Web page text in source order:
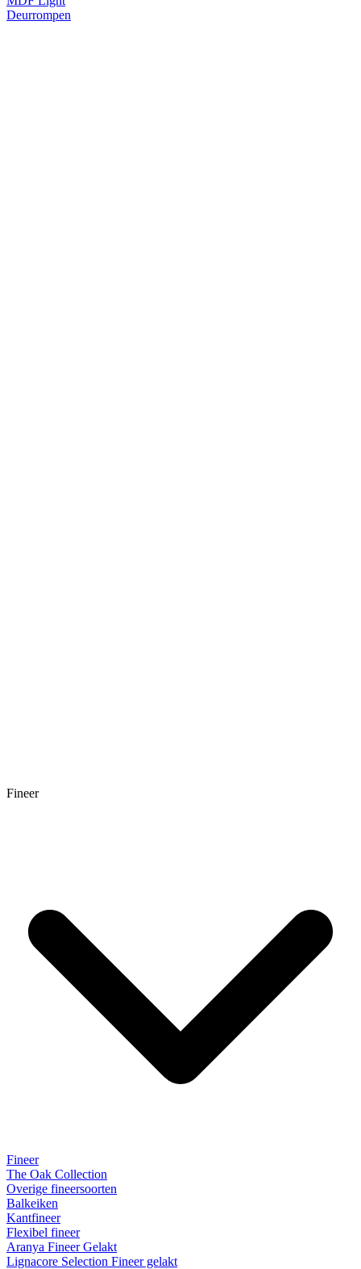
Deurrompen
Fineer
Fineer
The Oak Collection
Overige fineersoorten
Balkeiken
Kantfineer
Flexibel fineer
Aranya Fineer Gelakt
Lignacore Selection Fineer gelakt